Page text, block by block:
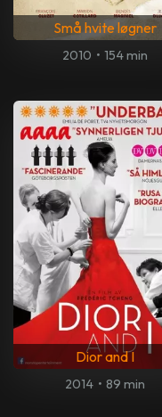
Små hvite løgner
2010 • 154 min
Dior and I
2014 • 89 min